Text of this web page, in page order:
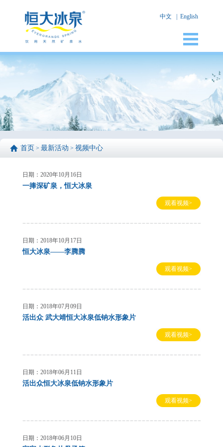
中文 English
首页 > 最新活动 > 视频中心
日期：2020年10月16日
一捧深矿泉，恒大冰泉
观看视频>
日期：2018年10月17日
恒大冰泉——李腾腾
观看视频>
日期：2018年07月09日
活出众 武大靖恒大冰泉低钠水形象片
观看视频>
日期：2018年06月11日
活出众恒大冰泉低钠水形象片
观看视频>
日期：2018年06月10日